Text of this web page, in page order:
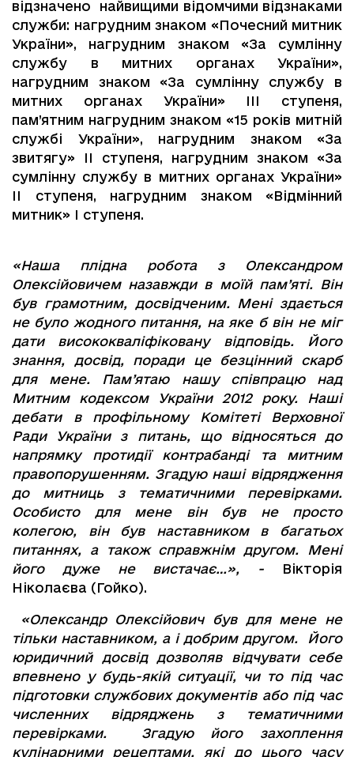
відзначено найвищими відомчими відзнаками
служби: нагрудним знаком «Почесний митник
України», нагрудним знаком «За сумлінну
службу в митних органах України»,
нагрудним знаком «За сумлінну службу в
митних органах України» III ступеня,
пам’ятним нагрудним знаком «15 років митній
службі України», нагрудним знаком «За
звитягу» II ступеня, нагрудним знаком «За
сумлінну службу в митних органах України»
II ступеня, нагрудним знаком «Відмінний
митник» I ступеня.
«Наша плідна робота з Олександром
Олексійовичем назавжди в моїй пам’яті. Він
був грамотним, досвідченим. Мені здається
не було жодного питання, на яке б він не міг
дати висококваліфіковану відповідь. Його
знання, досвід, поради це безцінний скарб
для мене. Пам’ятаю нашу співпрацю над
Митним кодексом України 2012 року. Наші
дебати в профільному Комітеті Верховної
Ради України з питань, що відносяться до
напрямку протидії контрабанді та митним
правопорушенням. Згадую наші відрядження
до митниць з тематичними перевірками.
Особисто для мене він був не просто
колегою, він був наставником в багатьох
питаннях, а також справжнім другом. Мені
його дуже не вистачає…», - Вікторія
Ніколаєва (Гойко).
«Олександр Олексійович був для мене не
тільки наставником, а і добрим другом. Його
юридичний досвід дозволяв відчувати себе
впевнено у будь-якій ситуації, чи то під час
підготовки службових документів або під час
численних відряджень з тематичними
перевірками. Згадую його захоплення
кулінарними рецептами, які до цього часу